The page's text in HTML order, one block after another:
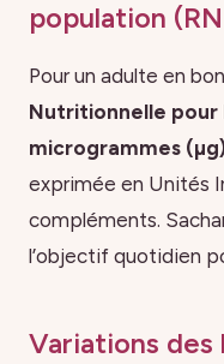
population
Pour un adulte en
Nutritionnelle pour
microgrammes
exprimée en Unités
compléments.
l’objectif quotidien
Variations des